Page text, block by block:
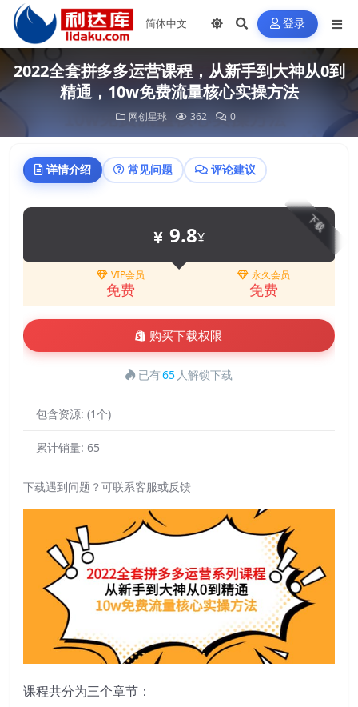
登录
2022全套拼多多运营课程，从新手到大神从0到
精通，10w免费流量核心实操方法
网创星球 362 0
详情介绍 常见问题 评论建议
下载
9.8¥
VIP会员
免费
永久会员
免费
购买下载权限
已有65 人解锁下载
包含资源: (1个)
累计销量: 65
下载遇到问题？可联系客服或反馈
课程共分为三个章节：